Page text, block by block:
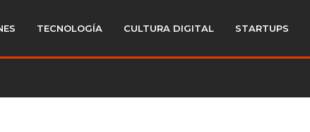
TECNOLOGÍA CULTURA DIGITAL STARTUPS